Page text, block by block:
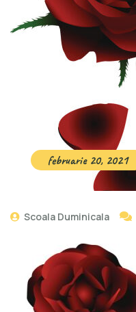
februarie 20, 2021
Scoala Duminicala